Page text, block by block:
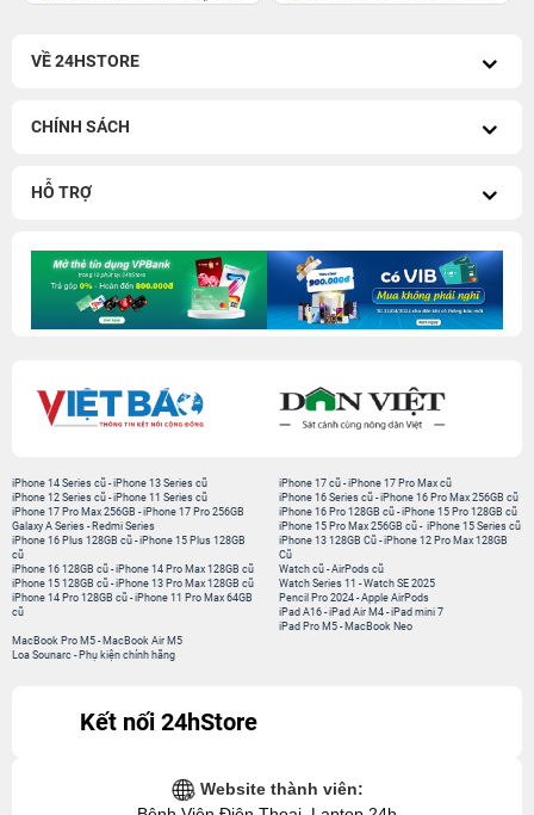
Bảo hành bụi bọt vĩnh viễn
1 lần trong 3 tháng
VỀ 24HSTORE
CHÍNH SÁCH
HỖ TRỢ
iPhone 14 Series cũ -iPhone 13 Series cũ
iPhone 12 Series cũ -iPhone 11 Series cũ
iPhone 17 Pro Max 256GB -iPhone 17 Pro 256GB
Galaxy A Series - Redmi Series
iPhone 17 cũ -iPhone 17 Pro Max cũ
iPhone 16 Series cũ - iPhone 16 Pro Max 256GB cũ
iPhone 16 Pro 128GB cũ -iPhone 15 Pro 128GB cũ
iPhone 15 Pro Max 256GB cũ - iPhone 15 Series cũ
iPhone 16 Plus 128GB cũ -iPhone 15 Plus 128GB
cũ
iPhone 16 128GB cũ -iPhone 14 Pro Max 128GB cũ
iPhone 15 128GB cũ -iPhone 13 Pro Max 128GB cũ
iPhone 14 Pro 128GB cũ -iPhone 11 Pro Max 64GB
cũ
iPhone 13 128GB Cũ -iPhone 12 Pro Max 128GB
Cũ
Watch cũ -AirPods cũ
Watch Series 11 -Watch SE 2025
Pencil Pro 2024 -Apple AirPods
iPad A16 -iPad Air M4 -iPad mini 7
iPad Pro M5 - MacBook Neo
MacBook Pro M5 - MacBook Air M5
Loa Sounarc - Phụ kiện chính hãng
Kết nối 24hStore
Website thành viên: